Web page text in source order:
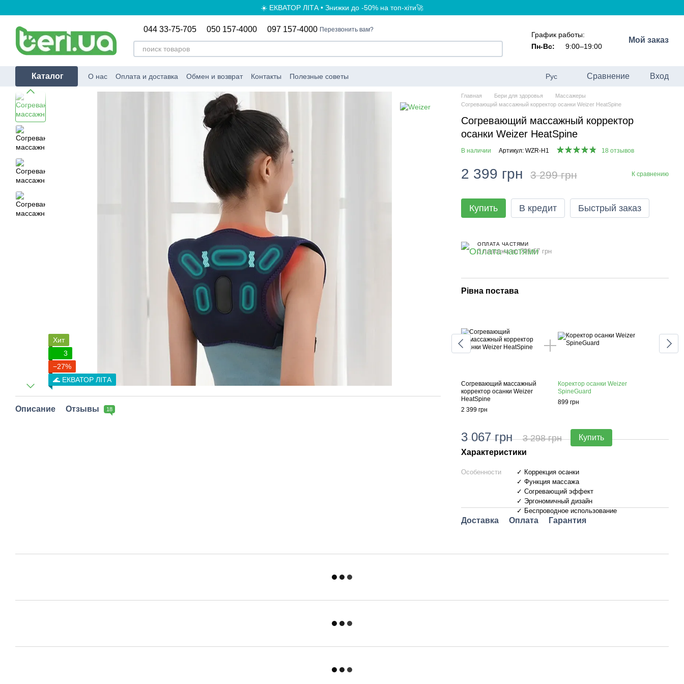
☀️ ЕКВАТОР ЛІТА • Знижки до -50% на топ-хіти🚀
044 33-75-705 050 157-4000 097 157-4000 Перезвонить вам?
График работы:
Пн-Вс:
9:00–19:00
Мой заказ
Каталог О нас Оплата и доставка Обмен и возврат Контакты Полезные советы Рус Сравнение Вход
Хит
3
−27%
🌊 ЕКВАТОР ЛІТА
Описание Отзывы 18
Главная Бери для здоровья
Массажеры
Согревающий массажный корректор осанки Weizer HeatSpine
Согревающий массажный корректор
осанки Weizer HeatSpine
В наличии Артикул: WZR-H1 18 отзывов
2 399 грн 3 299 грн К сравнению
Купить В кредит Быстрый заказ
ОПЛАТА ЧАСТЯМИ
3 платежа по 799.67 грн
Рівна постава
Согревающий массажный
корректор осанки Weizer
HeatSpine
2 399 грн
Коректор осанки Weizer
SpineGuard
899 грн
3 067 грн 3 298 грн Купить
Характеристики
Особенности
✓ Коррекция осанки
✓ Функция массажа
✓ Согревающий эффект
✓ Эргономичный дизайн
✓ Беспроводное использование
Доставка Оплата Гарантия